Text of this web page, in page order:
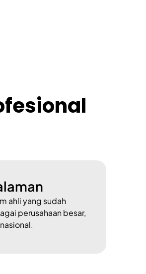
ahli yang sudah
perusahaan besar,